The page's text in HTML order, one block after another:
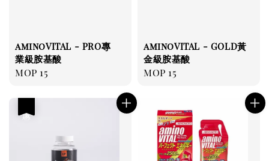
aminoVITAL - PRO專
業級胺基酸
Regular
MOP 15
aminoVITAL - GOLD黃
金級胺基酸
Regular
MOP 15